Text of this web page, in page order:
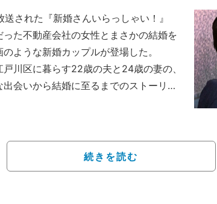
された『新婚さんいらっしゃい！』
た不動産会社の女性とまさかの結婚を
ような新婚カップルが登場した。
川区に暮らす22歳の夫と24歳の妻の、
会いから結婚に至るまでのストーリー
続きを読む